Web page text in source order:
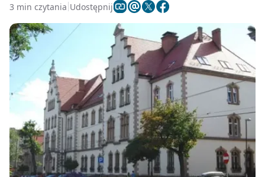
3 min czytania Udostępnij